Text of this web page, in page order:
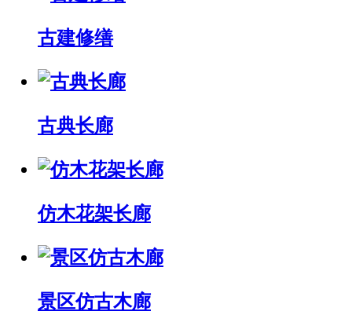
古建修缮
古典长廊
仿木花架长廊
景区仿古木廊